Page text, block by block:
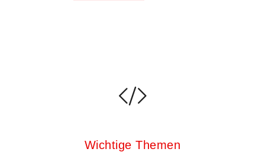
Wichtige Themen